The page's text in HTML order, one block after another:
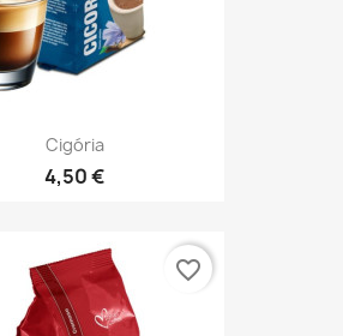
Cigória
4,50 €
favorite_border